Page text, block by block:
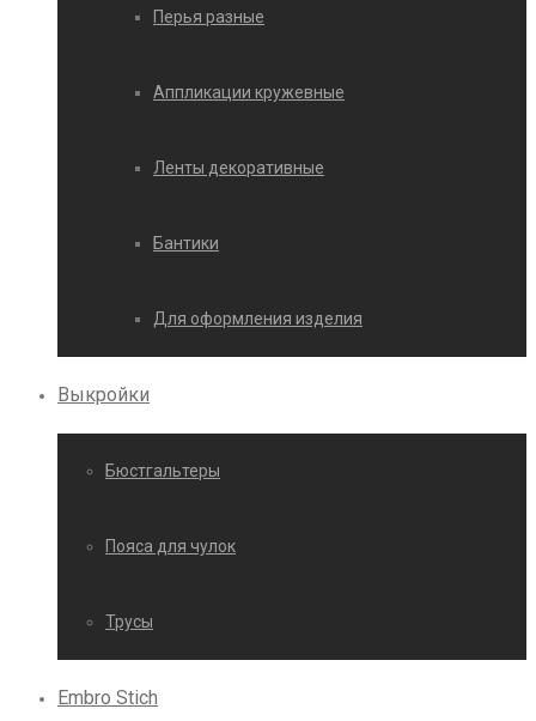
Перья разные
Аппликации кружевные
Ленты декоративные
Бантики
Для оформления изделия
Выкройки
Бюстгальтеры
Пояса для чулок
Трусы
Embro Stich